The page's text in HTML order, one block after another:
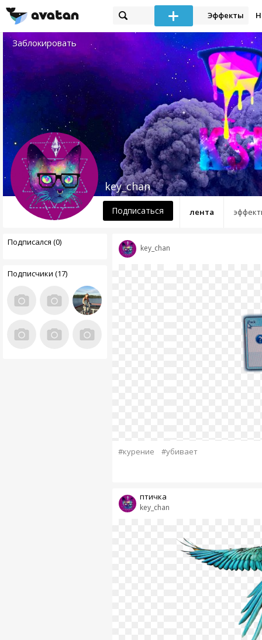
Эффекты
Заблокировать
лента
key_chan
Подписаться
Подписался (0)
Подписчики (17)
key_chan
#курение #убивает
key_chan
птичка